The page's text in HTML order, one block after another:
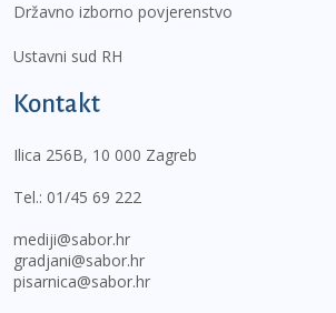
Državno izborno povjerenstvo
Ustavni sud RH
Kontakt
Ilica 256B, 10 000 Zagreb
Tel.: 01/45 69 222
mediji@sabor.hr
gradjani@sabor.hr
pisarnica@sabor.hr